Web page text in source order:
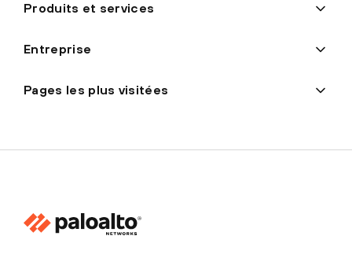
Produits et services
Entreprise
Pages les plus visitées